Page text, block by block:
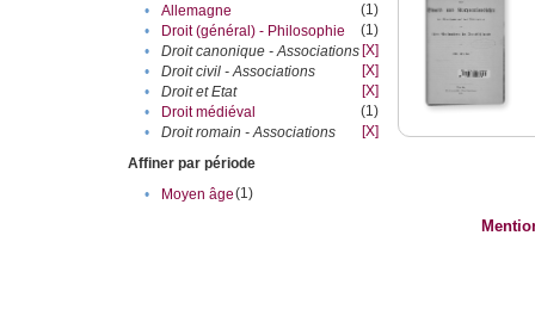
•
Allemagne
(1)
•
Droit (général) - Philosophie
(1)
•
Droit canonique - Associations [X]
•
Droit civil - Associations
[X]
•
Droit et Etat
[X]
•
Droit médiéval
(1)
•
Droit romain - Associations
[X]
Affiner par période
•
Moyen âge(1)